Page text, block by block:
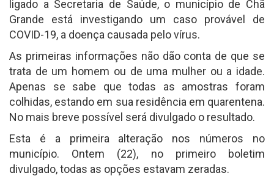
ligado a Secretaria de Saúde, o município de Chã
Grande está investigando um caso provável de
COVID-19, a doença causada pelo vírus.
As primeiras informações não dão conta de que se
trata de um homem ou de uma mulher ou a idade.
Apenas se sabe que todas as amostras foram
colhidas, estando em sua residência em quarentena.
No mais breve possível será divulgado o resultado.
Esta é a primeira alteração nos números no
município. Ontem (22), no primeiro boletim
divulgado, todas as opções estavam zeradas.